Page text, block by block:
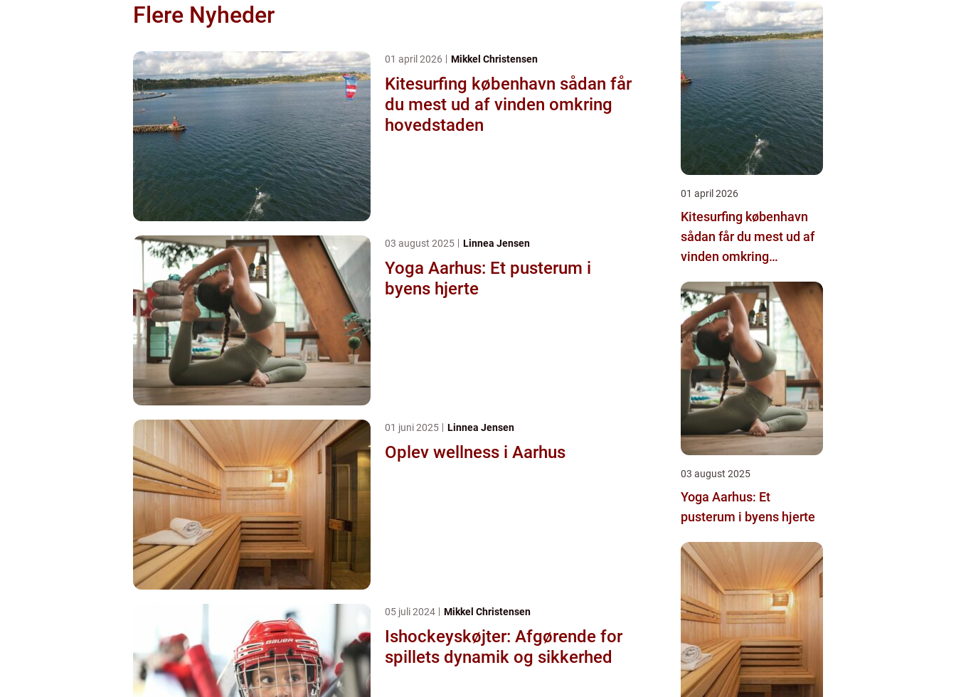
Flere Nyheder
01 april 2026 Mikkel Christensen
Kitesurfing københavn sådan får
du mest ud af vinden omkring
hovedstaden
03 august 2025 Linnea Jensen
Yoga Aarhus: Et pusterum i
byens hjerte
01 juni 2025 Linnea Jensen
Oplev wellness i Aarhus
05 juli 2024 Mikkel Christensen
Ishockeyskøjter: Afgørende for
spillets dynamik og sikkerhed
01 april 2026
Kitesurfing københavn
sådan får du mest ud af
vinden omkring
03 august 2025
Yoga Aarhus: Et
pusterum i byens hjerte